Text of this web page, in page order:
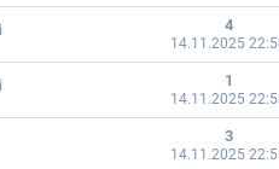
4
14.11.2025
1
14.11.2025
3
14.11.2025